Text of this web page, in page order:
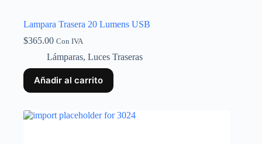
Lampara Trasera 20 Lumens USB
$365.00 Con IVA
Lámparas, Luces Traseras
Añadir al carrito